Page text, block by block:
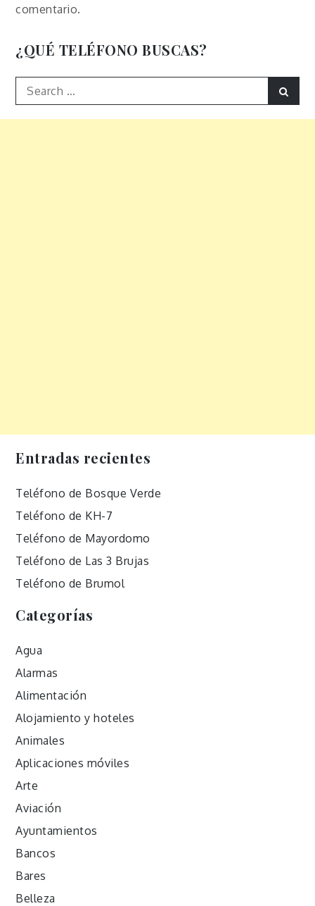
comentario.
¿QUÉ TELÉFONO BUSCAS?
Search
for:
Entradas recientes
Teléfono de Bosque Verde
Teléfono de KH-7
Teléfono de Mayordomo
Teléfono de Las 3 Brujas
Teléfono de Brumol
Categorías
Agua
Alarmas
Alimentación
Alojamiento y hoteles
Animales
Aplicaciones móviles
Arte
Aviación
Ayuntamientos
Bancos
Bares
Belleza